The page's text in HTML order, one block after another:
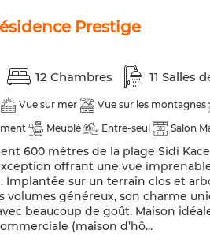
Prestige
12 Chambres 11 Salles
Vue sur mer Vue sur les montagnes
Meublé Entre-seul
Salon
Cheminée Climatisation
Porte blindée Cuisine équipée
600 mètres de la plage Sidi
offrant une vue imprenable
sur un terrain clos et
volumes généreux, son charme
beaucoup de goût. Maison
(maison d’hô...